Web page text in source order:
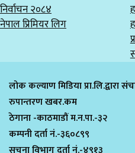
निर्वाचन २०८४
नेपाल प्रिमियर लिग
लोक कल्याण मिडिया प्रा.लि.द्वारा
रुपान्तरण खबर.कम
ठेगाना -काठमाडौं म.न.पा.-३२
कम्पनी दर्ता नं.-३६०८९९